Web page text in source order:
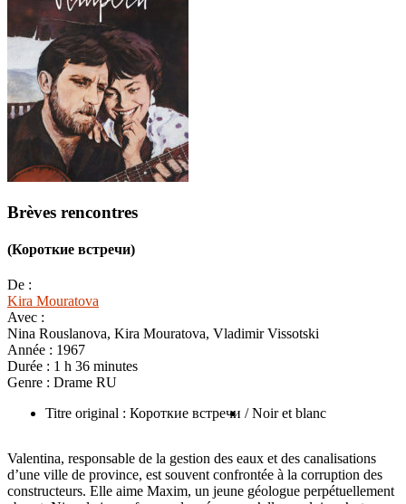
Brèves rencontres
(Короткие встречи)
De :
Kira Mouratova
Avec :
Nina Rouslanova, Kira Mouratova, Vladimir Vissotski
Année : 1967
Durée : 1 h 36 minutes
Genre : Drame RU
Titre original : Короткие встречи / Noir et blanc
Valentina, responsable de la gestion des eaux et des canalisations
d’une ville de province, est souvent confrontée à la corruption des
constructeurs. Elle aime Maxim, un jeune géologue perpétuellement